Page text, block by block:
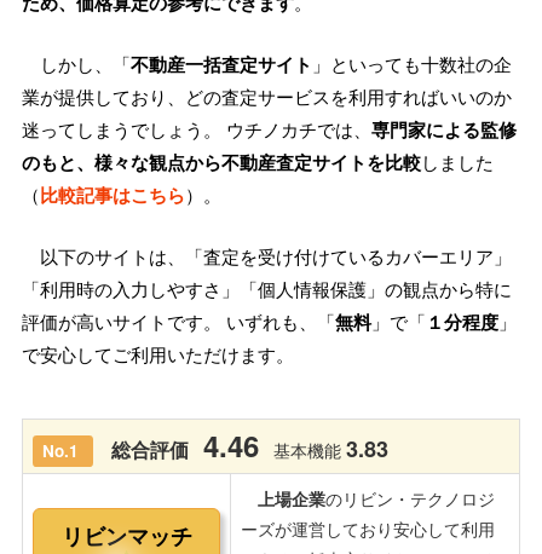
しかし、「不動産一括査定サイト 」といっても十数社の企
業が提供しており、どの査定サービスを利用すればいいのか
迷ってしまうでしょう。 ウチノカチでは、 専門家による監修
のもと、様々な観点から不動産査定サイトを比較しました
（比較記事はこちら）。
以下のサイトは、「査定を受け付けているカバーエリア」
「利用時の入力しやすさ」「個人情報保護」の観点から特に
評価が高いサイトです。 いずれも、「無料」で「 １分程度 」
で安心してご利用いただけます。